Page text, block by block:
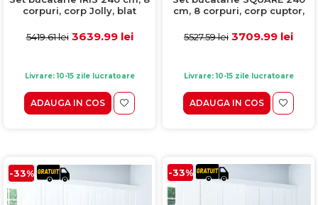
corpuri, corp Jolly, blat
vopsit ultralucios, alb
5419.61 lei 3639.99 lei
Livrare: 10-15 zile lucratoare
ADAUGA IN COS
cm, 8 corpuri, corp cuptor,
MDF, alb rustic
5527.59 lei 3709.99 lei
Livrare: 10-15 zile lucratoare
ADAUGA IN COS
-33% -33%